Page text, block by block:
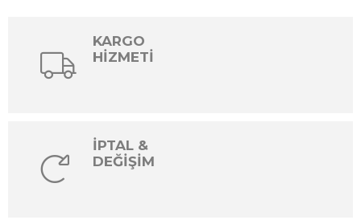
KARGO
HİZMETİ
İPTAL &
DEĞİŞİM